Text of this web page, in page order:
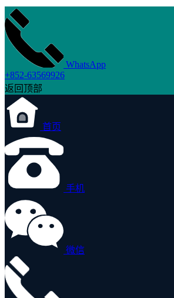
WhatsApp
+852-63569926
返回顶部
首页
手机
微信